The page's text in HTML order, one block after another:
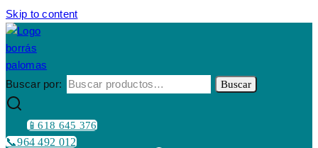
Skip to content
Buscar por: Buscar
📱618 645 376
📞964 492 012